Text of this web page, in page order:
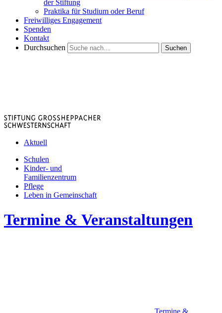
der Stiftung
Praktika für Studium oder Beruf
Freiwilliges Engagement
Spenden
Kontakt
Durchsuchen
Suchen
Aktuell
Schulen
Kinder- und
Familienzentrum
Pflege
Leben in Gemeinschaft
Termine & Veranstaltungen